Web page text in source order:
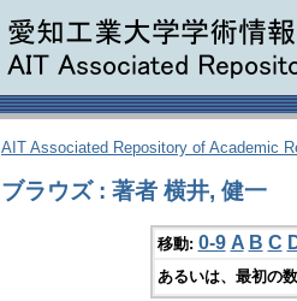
AIT Associated Repository of Academic
ブラウズ : 著者 横井, 健一
移動: 0-9 A B C
あるいは、最初の